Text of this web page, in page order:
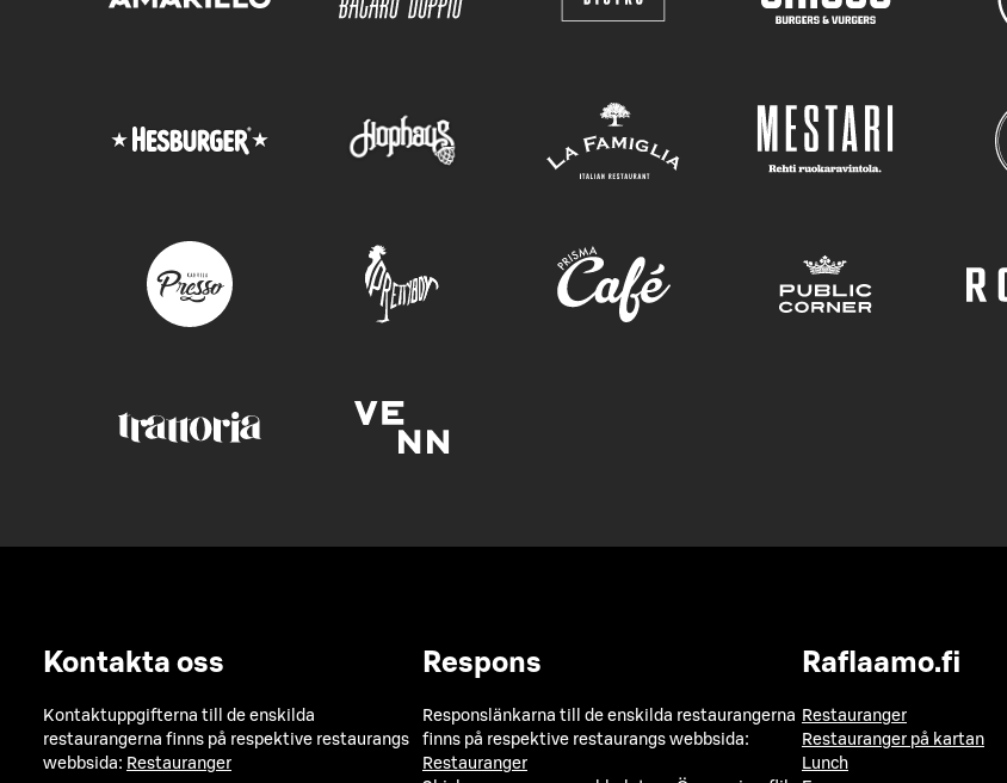
Kontakta oss
Kontaktuppgifterna till de enskilda
restaurangerna finns på respektive restaurangs
webbsida: Restauranger
Respons
Responslänkarna till de enskilda restaurangerna
finns på respektive restaurangs webbsida:
Restauranger
Raflaamo.fi
Restauranger
Restauranger på kartan
Lunch